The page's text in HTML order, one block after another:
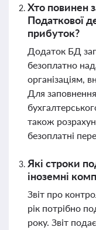
Хто повинен
Податкової
прибуток?
Додаток БД
безоплатно
організаціям,
Для
також
безоплатні
Які строки
іноземні
Звіт про
рік потрібно
року. Звіт